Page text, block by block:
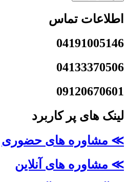
اطلاعات تماس
04191005146
04133370506
09120670601
لینک های پر کاربرد
≫ مشاوره های حضوری
≫ مشاوره های آنلاین